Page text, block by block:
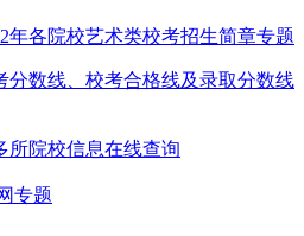
年各院校艺术类校考招生简章专题
分数线、校考合格线及录取分数线
所院校信息在线查询
专题